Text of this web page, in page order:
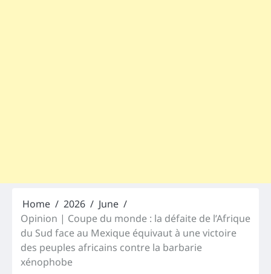
Home 2026
June
Opinion | Coupe du monde : la défaite de l’Afrique
du Sud face au Mexique équivaut à une victoire
des peuples africains contre la barbarie
xénophobe